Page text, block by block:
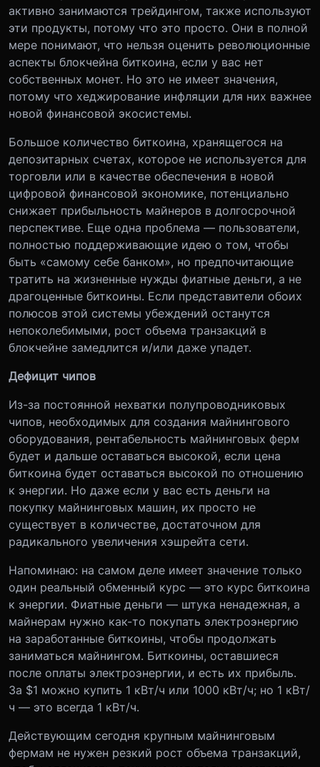
активно занимаются трейдингом, также используют
эти продукты, потому что это просто. Они в полной
мере понимают, что нельзя оценить революционные
аспекты блокчейна биткоина, если у вас нет
собственных монет. Но это не имеет значения,
потому что хеджирование инфляции для них важнее
новой финансовой экосистемы.
Большое количество биткоина, хранящегося на
депозитарных счетах, которое не используется для
торговли или в качестве обеспечения в новой
цифровой финансовой экономике, потенциально
снижает прибыльность майнеров в долгосрочной
перспективе. Еще одна проблема — пользователи,
полностью поддерживающие идею о том, чтобы
быть «самому себе банком», но предпочитающие
тратить на жизненные нужды фиатные деньги, а не
драгоценные биткоины. Если представители обоих
полюсов этой системы убеждений останутся
непоколебимыми, рост объема транзакций в
блокчейне замедлится и/или даже упадет.
Дефицит чипов
Из-за постоянной нехватки полупроводниковых
чипов, необходимых для создания майнингового
оборудования, рентабельность майнинговых ферм
будет и дальше оставаться высокой, если цена
биткоина будет оставаться высокой по отношению
к энергии. Но даже если у вас есть деньги на
покупку майнинговых машин, их просто не
существует в количестве, достаточном для
радикального увеличения хэшрейта сети.
Напоминаю: на самом деле имеет значение только
один реальный обменный курс — это курс биткоина
к энергии. Фиатные деньги — штука ненадежная, а
майнерам нужно как-то покупать электроэнергию
на заработанные биткоины, чтобы продолжать
заниматься майнингом. Биткоины, оставшиеся
после оплаты электроэнергии, и есть их прибыль.
За $1 можно купить 1 кВт/ч или 1000 кВт/ч; но 1 кВт/
ч — это всегда 1 кВт/ч.
Действующим сегодня крупным майнинговым
фермам не нужен резкий рост объема транзакций,